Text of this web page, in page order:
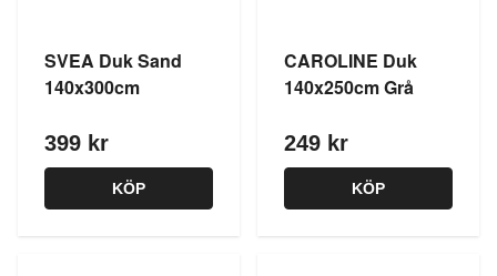
SVEA Duk Sand
140x300cm
399 kr
KÖP
CAROLINE Duk
140x250cm Grå
249 kr
KÖP